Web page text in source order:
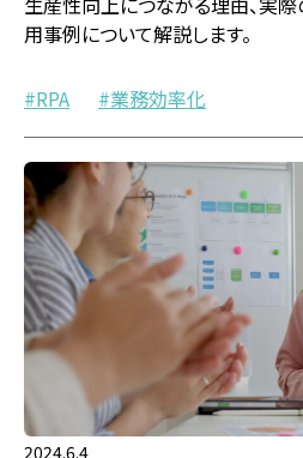
用事例について解説します。
RPA 業務効率化
2024.6.4